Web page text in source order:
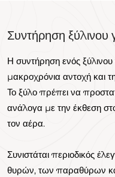
Συντήρηση ξύλινου
Η συντήρηση ενός ξύλινου
μακροχρόνια αντοχή και
Το ξύλο πρέπει να
ανάλογα με την έκθεση
τον αέρα.
Συνιστάται περιοδικός
θυρών, των παραθύρων